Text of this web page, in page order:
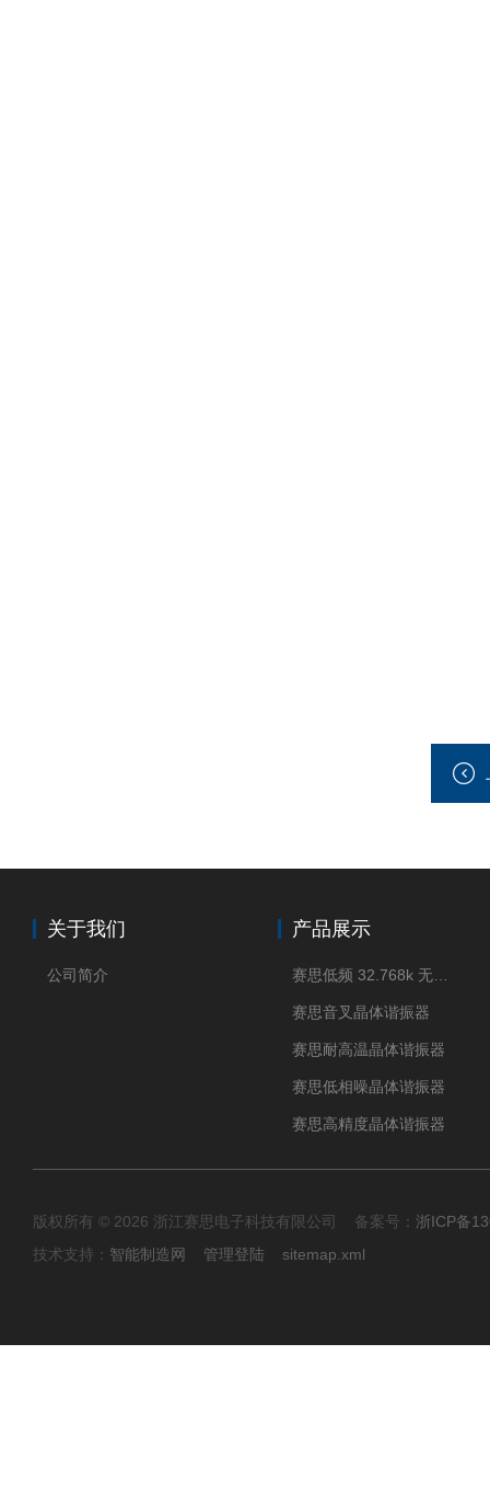
关于我们
公司简介
产品展示
赛思音叉晶体谐振器
赛思耐高温晶体谐振器
赛思低相噪晶体谐振器
赛思高精度晶体谐振器
版权所有 © 2026 浙江赛思电子科技有限公司 备案号： 浙ICP备
技术支持： 智能制造网 管理登陆 sitemap.xml